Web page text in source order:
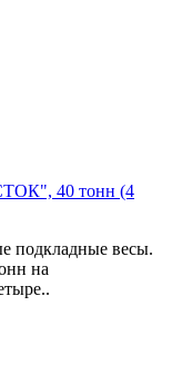
40 тонн (4
подкладные весы.
на